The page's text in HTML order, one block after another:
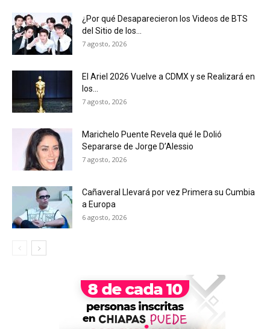
¿Por qué Desaparecieron los Videos de BTS
del Sitio de los...
7 agosto, 2026
El Ariel 2026 Vuelve a CDMX y se Realizará en
los...
7 agosto, 2026
Marichelo Puente Revela qué le Dolió
Separarse de Jorge D’Alessio
7 agosto, 2026
Cañaveral Llevará por vez Primera su Cumbia
a Europa
6 agosto, 2026